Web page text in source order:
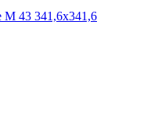
М 43 341,6х341,6